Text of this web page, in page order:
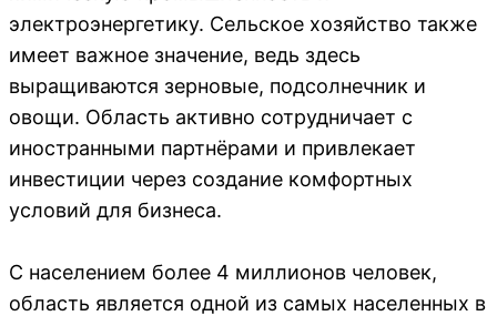
электроэнергетику. Сельское хозяйство также
имеет важное значение, ведь здесь
выращиваются зерновые, подсолнечник и
овощи. Область активно сотрудничает с
иностранными партнёрами и привлекает
инвестиции через создание комфортных
условий для бизнеса.
С населением более 4 миллионов человек,
область является одной из самых населенных в